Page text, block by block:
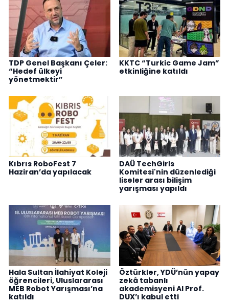
TDP Genel Başkanı Çeler:
“Hedef ülkeyi
yönetmektir”
KKTC “Turkic Game Jam”
etkinliğine katıldı
Kıbrıs RoboFest 7
Haziran’da yapılacak
DAÜ TechGirls
Komitesi'nin düzenlediği
liseler arası bilişim
yarışması yapıldı
Hala Sultan İlahiyat Koleji
öğrencileri, Uluslararası
MEB Robot Yarışması’na
katıldı
Öztürkler, YDÜ’nün yapay
zekâ tabanlı
akademisyeni AI Prof.
DUX’ı kabul etti